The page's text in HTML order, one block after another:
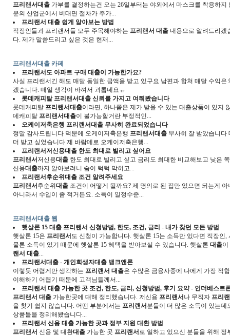
프리랜서대출 가부를 결정하는건 오는 26일부터는 야외에서 마스크를 착용하
분의 산업군에서 비대면 절차가 주가...
프리랜서 대출 쉽게 알아보는 방법
직장인들과 프리랜서들 모두 주목해야하는 프리랜서 대출 내용으로 알려드리겠
다. 제가 말씀드리고 싶은 것은 현재...
프리랜서대출 카페
프리랜서 도 아파트 구매 대출이 가능한가요?
사실 프리랜서긴 해도 매달 동일한 금액을 받고 있구요 남편과 합쳐 매달 수익은
겠습니다. 매일 생각이 바껴서 괴롭네요ㅠ
롯데캐피탈 프리랜서대출 신뢰를 가지고 여쭤봤습니다
롯데캐피탈 프리랜서대출이라면, 하나쯤은 제가 받을 수 있는 대출상품이 있지
데캐피탈 프리랜서대출이 불가능할거란 부정적인...
오케이저축은행 프리랜서대출 무사히 완료되었습니다
정말 감사드립니다 덕분에 오케이저축은행 프리랜서대출 무사히 잘 받았습니다
더 받고 싶었습니다 제 바람데로 오케이저축은행...
프리랜서저신용대출 한도 최대로 빌리고 싶어요
프리랜서저신용대출 한도 최대로 빌리고 싶고 금리도 최대한 비교해보고 낮은
신용대출까지 알아보려니 숨이 턱턱 막히고...
프리랜서후순위대출 조건 알려주세요
프리랜서후순위대출 조건이 어떻게 될까요? 제 명의로 된 집만 있으면 되는게
아니라서 수입이 좀 적거든요. 소득이 일정수준...
프리랜서대출 웹
햇살론 15 대출 프리랜서 신청방법, 한도, 조건, 금리 - 내가 찾던 모든 방법
햇살론 15은 프리랜서 도 신청이 가능합니다. 햇살론 15는 소득만 있다면 직장인
물론 소득이 있기 때문에 햇살론 15 혜택을 받아보실 수 있습니다. 햇살론 대출
랜서 대출
프리랜서대출 - 개인회생자대출 뱅크앤론
이렇듯 어렵게만 생각하는 프리랜서 대출은 수많은 금융사중에 나에게 가장 적
이해하기 어렵기 때문에 고객님들께서...
프리랜서 대출 가능한 곳 조건, 한도, 금리, 신청방법, 후기 요약 - 인더베스트
프리랜서 대출 가능한곳에 대해 정리했습니다. 저신용 프리랜서나 무직자 프리
을 찾기 쉽지 않습니다. 어떤 부분에서는 프리랜서분들이 더 많은 소득이 있는데
상품들을 정리해봤습니다...
프리랜서 신용 대출 가능한 곳과 정부 지원 대환 방법
프리랜서 신용 및 대환대출 가능한 곳 프리랜서 로 일하고 있으신 분들을 위해